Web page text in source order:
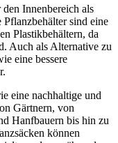
Innenbereich als
sind eine
Plastikbehältern, da
Auch als Alternative zu
eine bessere
eine nachhaltige und
Gärtnern, von
Hanfbauern bis hin zu
können